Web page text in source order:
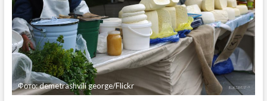
Фото: demetrashvili george/Flickr